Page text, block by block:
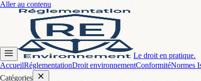
Aller au contenu
Le droit en pratique.
AccueilRéglementationDroit environnementConformitéNormes
Catégories